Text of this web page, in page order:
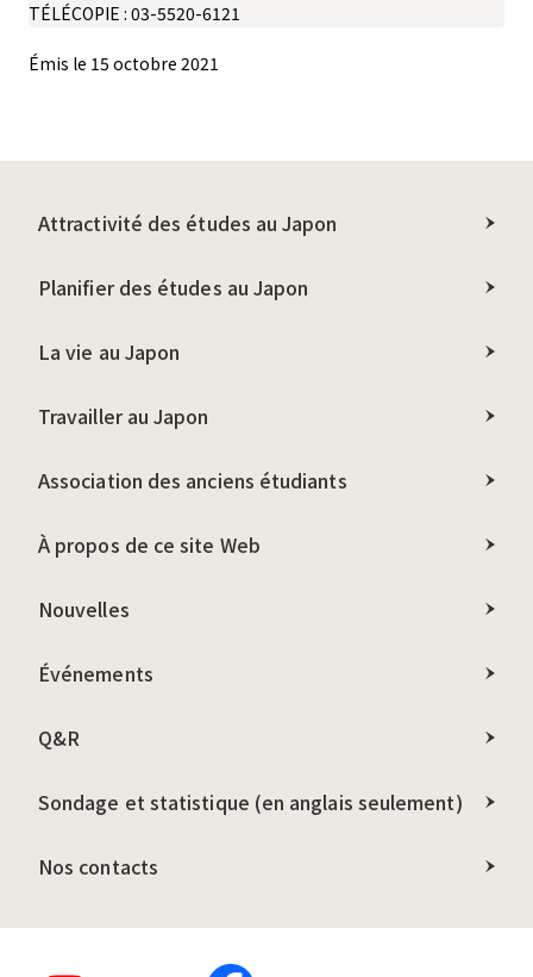
TÉLÉCOPIE : 03-5520-6121
Émis le 15 octobre 2021
Attractivité des études au Japon
Planifier des études au Japon
La vie au Japon
Travailler au Japon
Association des anciens étudiants
À propos de ce site Web
Nouvelles
Événements
Q&R
Sondage et statistique (en anglais seulement)
Nos contacts